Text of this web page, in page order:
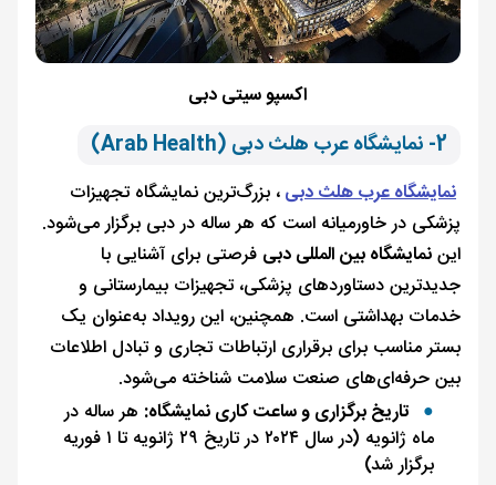
اکسپو سیتی دبی
2- نمایشگاه عرب هلث دبی (Arab Health)
نمایشگاه عرب هلث دبی، بزرگ‌ترین نمایشگاه تجهیزات
پزشکی در خاورمیانه است که هر ساله در دبی برگزار می‌شود.
ایننمایشگاه بین المللی دبی فرصتی برای آشنایی با
جدیدترین دستاوردهای پزشکی، تجهیزات بیمارستانی و
خدمات بهداشتی است. همچنین، این رویداد به‌عنوان یک
بستر مناسب برای برقراری ارتباطات تجاری و تبادل اطلاعات
بین حرفه‌ای‌های صنعت سلامت شناخته می‌شود.
تاریخ برگزاری و ساعت کاری نمایشگاه: هر ساله در
ماه ژانویه (در سال ۲۰۲۴ در تاریخ ۲۹ ژانویه تا ۱ فوریه
برگزار شد)